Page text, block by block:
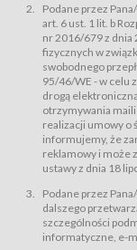
Sklep – sklep
Regulamin –
§ 2
Postanowienia ogólne
Regulamin określa
świadczenia
zastrzeżeniem
zasady
przetwarzania
będących
świadczy Usługi
2002 r. o
1204, z późń. zm.).
usługę
Podane przez
art. 6 ust. 1 lit. b
nr 2016/679 z dnia
fizycznych w
swobodnego
95/46/WE - w celu
drogą
otrzymywania
realizacji umowy o
informujemy, że
reklamowy i może
ustawy z dnia 18
Podane przez
dalszego
szczególności
informatyczne, e-